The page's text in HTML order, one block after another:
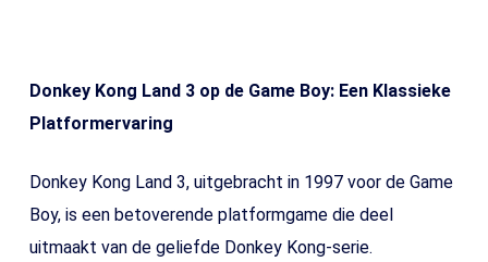
Donkey Kong Land 3 op de Game Boy: Een Klassieke
Platformervaring
Donkey Kong Land 3, uitgebracht in 1997 voor de Game
Boy, is een betoverende platformgame die deel
uitmaakt van de geliefde Donkey Kong-serie.